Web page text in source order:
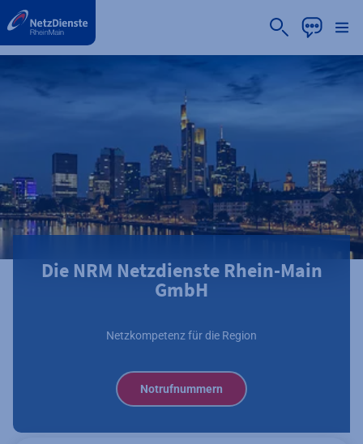
Die NRM Netzdienste Rhein-Main
GmbH
Netzkompetenz für die Region
Notrufnummern